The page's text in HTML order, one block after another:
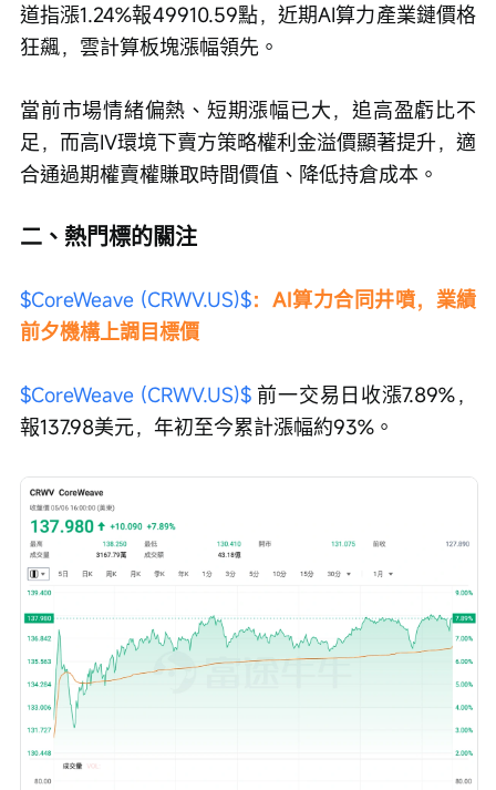
道指漲1.24%報49910.59點，近期AI算力產業鏈價格
狂飆，雲計算板塊漲幅領先。
當前市場情緒偏熱、短期漲幅已大，追高盈虧比不
足，而高IV環境下賣方策略權利金溢價顯著提升，適
合通過期權賣權賺取時間價值、降低持倉成本。
二、熱門標的關注
$CoreWeave (CRWV.US)$：AI算力合同井噴，業績
前夕機構上調目標價
$CoreWeave (CRWV.US)$ 前一交易日收漲7.89%，
報137.98美元，年初至今累計漲幅約93%。